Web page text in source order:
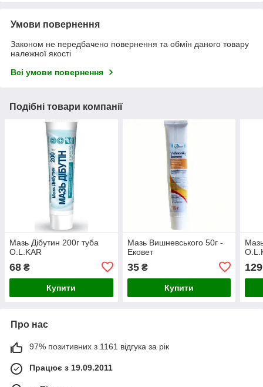
Умови повернення
Законом не передбачено повернення та обмін даного товару
належної якості
Всі умови повернення
Подібні товари компанії
Мазь Дібутин 200г туба
O.L.KAR
68 ₴
Купити
Мазь Вишневського 50г -
Ековет
35₴
Купити
129
Про нас
97% позитивних з 1161 відгука за рік
Працює з 19.09.2011